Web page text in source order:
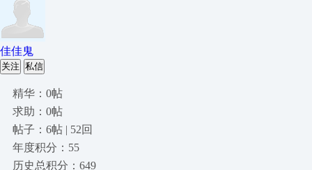
佳佳鬼
关注 私信
精华：0帖
求助：0帖
帖子：6帖 | 52回
年度积分：55
历史总积分：649